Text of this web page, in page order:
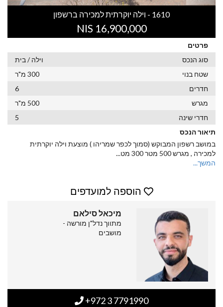
1610 - וילה יוקרתית למכירה ברשפון
16,900,000 NIS
פרטים
סוג הנכס
וילה / בית
שטח בנוי
300 מ"ר
חדרים
6
מגרש
500 מ"ר
חדרי שינה
5
תיאור הנכס
במושב רשפון המבוקש (סמוך לכפר שמריהו ) מוצעת וילה יוקרתית
למכירה , מגרש 500 מטר 300 מט
...
המשך...
הוספה למועדפים
מיכאל סילאם
מתווך נדל"ן מורשה -
מושבים
+972 3 7791990